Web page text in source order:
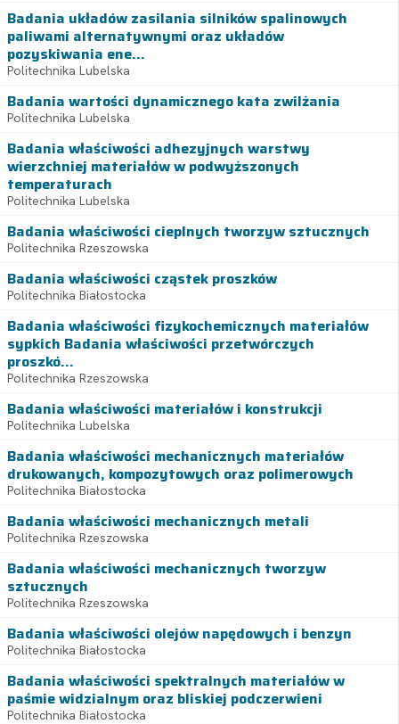
Badania układów zasilania silników spalinowych
paliwami alternatywnymi oraz układów
pozyskiwania ene...
Politechnika Lubelska
Badania wartości dynamicznego kata zwilżania
Politechnika Lubelska
Badania właściwości adhezyjnych warstwy
wierzchniej materiałów w podwyższonych
temperaturach
Politechnika Lubelska
Badania właściwości cieplnych tworzyw sztucznych
Politechnika Rzeszowska
Badania właściwości cząstek proszków
Politechnika Białostocka
Badania właściwości fizykochemicznych materiałów
sypkich Badania właściwości przetwórczych
proszkó...
Politechnika Rzeszowska
Badania właściwości materiałów i konstrukcji
Politechnika Lubelska
Badania właściwości mechanicznych materiałów
drukowanych, kompozytowych oraz polimerowych
Politechnika Białostocka
Badania właściwości mechanicznych metali
Politechnika Rzeszowska
Badania właściwości mechanicznych tworzyw
sztucznych
Politechnika Rzeszowska
Badania właściwości olejów napędowych i benzyn
Politechnika Białostocka
Badania właściwości spektralnych materiałów w
paśmie widzialnym oraz bliskiej podczerwieni
Politechnika Białostocka